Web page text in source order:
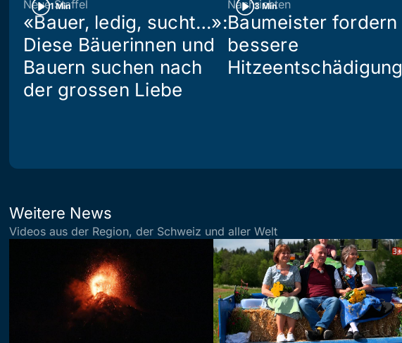
1 Min
Neue Staffel
«Bauer, ledig, sucht…»:
Diese Bäuerinnen und
Bauern suchen nach
der grossen Liebe
3 Min
Nachrichten
Baumeister fordern
bessere
Hitzeentschädigung
Weitere News
Videos aus der Region, der Schweiz und aller Welt